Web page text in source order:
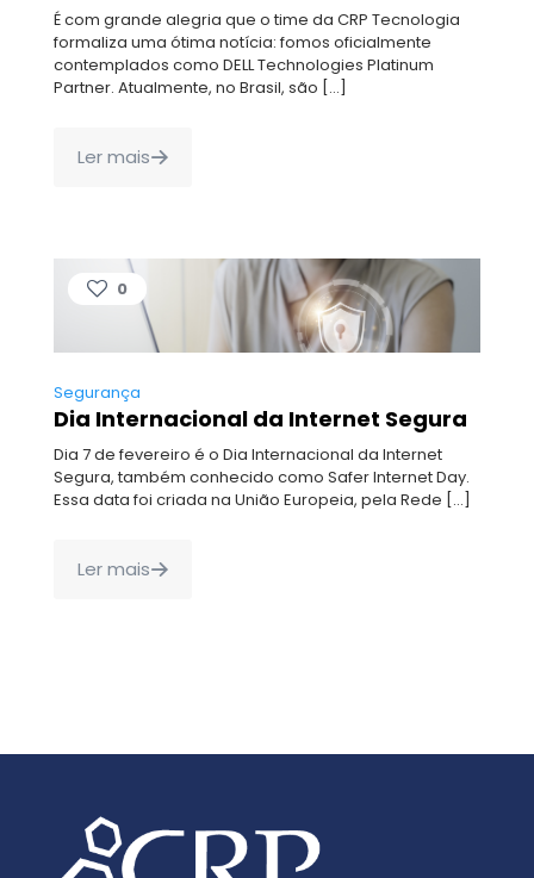
É com grande alegria que o time da CRP Tecnologia
formaliza uma ótima notícia: fomos oficialmente
contemplados como DELL Technologies Platinum
Partner. Atualmente, no Brasil, são […]
Ler mais
0
Segurança
Dia Internacional da Internet Segura
Dia 7 de fevereiro é o Dia Internacional da Internet
Segura, também conhecido como Safer Internet Day.
Essa data foi criada na União Europeia, pela Rede […]
Ler mais